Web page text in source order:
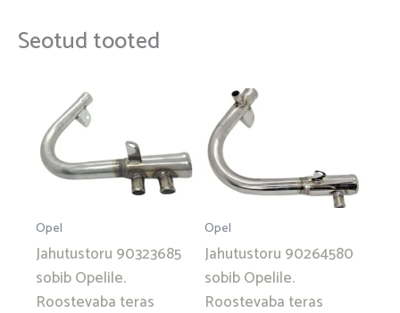
Seotud tooted
Opel
Jahutustoru 90323685
sobib Opelile.
Roostevaba teras
Opel
Jahutustoru 90264580
sobib Opelile.
Roostevaba teras